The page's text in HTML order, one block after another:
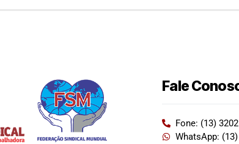
Fale
Fone: (13)
WhatsApp: